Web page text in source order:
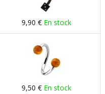
9,90 € En stock
9,50 € En stock